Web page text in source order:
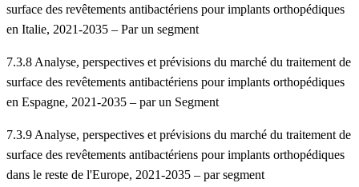
surface des revêtements antibactériens pour implants orthopédiques
en Italie, 2021-2035 – Par un segment
7.3.8 Analyse, perspectives et prévisions du marché du traitement de
surface des revêtements antibactériens pour implants orthopédiques
en Espagne, 2021-2035 – par un Segment
7.3.9 Analyse, perspectives et prévisions du marché du traitement de
surface des revêtements antibactériens pour implants orthopédiques
dans le reste de l'Europe, 2021-2035 – par segment